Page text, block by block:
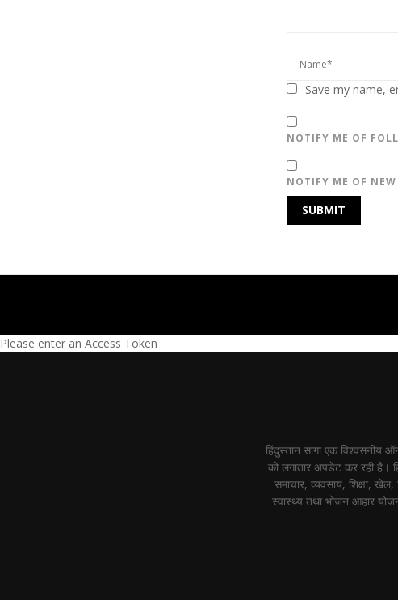
Save my name,
NOTIFY ME OF
NOTIFY ME OF
Please enter an Access Token
हिंदुस्तान सागा एक विश्वसनीय
को लगातार अपडेट कर रही है।
समाचार, व्यवसाय, शिक्षा, खेल,
स्वास्थ्य तथा भोजन आहार